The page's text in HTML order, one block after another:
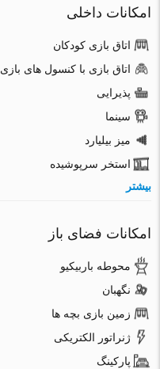
امکانات داخلی
اتاق بازی کودکان
اتاق بازی با کنسول های بازی
پذیرایی
سینما
میز بیلیارد
استخر سرپوشیده
بیشتر
امکانات فضای باز
محوطه باربیکیو
نگهبان
زمین بازی بچه ها
ژنراتور الکتریکی
پارکینگ